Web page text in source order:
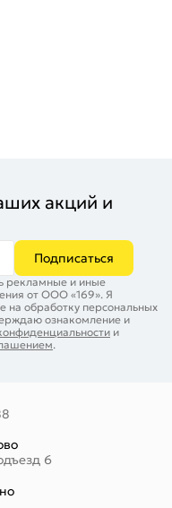
акций и
Подписаться
рекламные и иные
от ООО «169». Я
на обработку персональных
ознакомление и
и
.
6